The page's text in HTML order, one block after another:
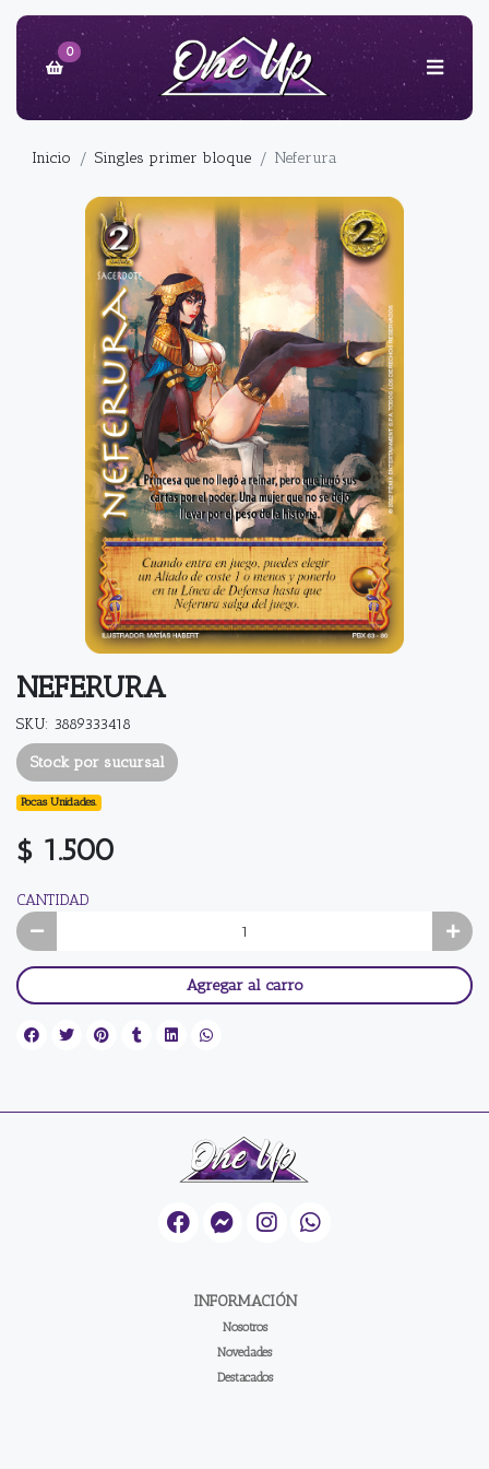
0
Inicio Singles primer bloque Neferura
NEFERURA
SKU: 3889333418
Stock por sucursal
Pocas Unidades.
$ 1.500
CANTIDAD
Agregar al carro
INFORMACIÓN
Nosotros
Novedades
Destacados